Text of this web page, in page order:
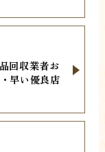
回収業者お
早い優良店